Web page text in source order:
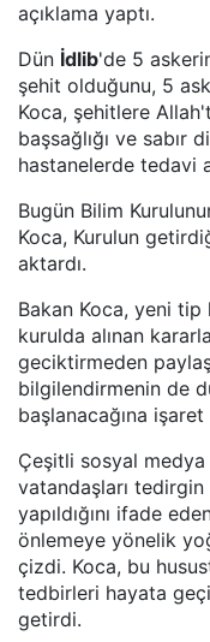
açıklama yaptı.
Dün İdlib'de 5
şehit olduğunu, 5
Koca, şehitlere
başsağlığı ve sabır
hastanelerde tedavi
Bugün Bilim
Koca, Kurulun
aktardı.
Bakan Koca, yeni
kurulda alınan
geciktirmeden
bilgilendirmenin de
başlanacağına
Çeşitli sosyal medya
vatandaşları
yapıldığını ifade
önlemeye yönelik
çizdi. Koca, bu
tedbirleri hayata
getirdi.